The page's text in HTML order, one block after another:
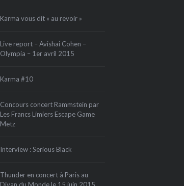
Karma vous dit « au revoir »
Live report – Avishai Cohen –
Olympia – 1er avril 2015
Karma #10
Concours concert Rammstein par
Les Francs Limiers Escape Game
Metz
Interview : Serious Black
Thunder en concert à Paris au
Divan du Monde le 15 juin 2015